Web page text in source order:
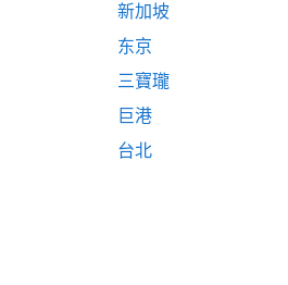
新加坡
东京
三寶瓏
巨港
台北